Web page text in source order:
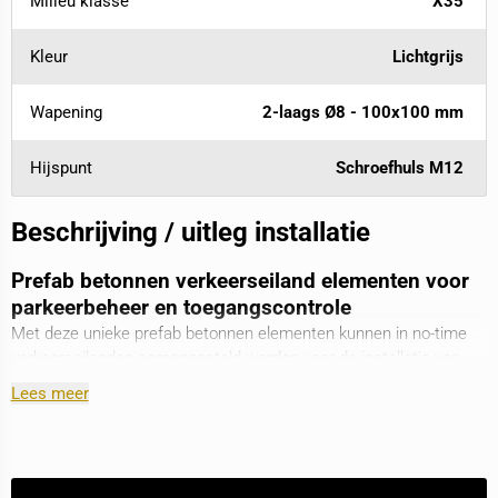
Kleur Lichtgrijs
Wapening 2-laags Ø8 - 100x100 mm
Hijspunt Schroefhuls M12
Beschrijving / uitleg installatie
Prefab betonnen verkeerseiland elementen voor
parkeerbeheer en toegangscontrole
Met deze unieke prefab betonnen elementen kunnen in no-time
slagbomen, meldzuilen en kentekenregistratiecamera’s. Dankzij
de slimme prefab constructie kan een eiland in elke gewenste
componenten zeer eenvoudig en op elke gewenste plek te
Lees meer